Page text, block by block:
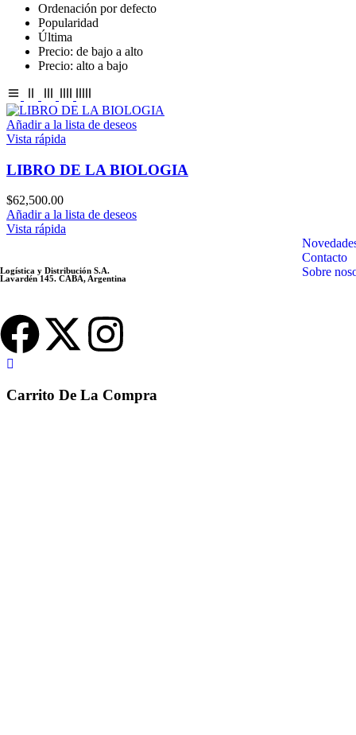
Ordenación por defecto
Popularidad
Última
Precio: de bajo a alto
Precio: alto a bajo
Añadir a la lista de deseos
Vista rápida
LIBRO DE LA BIOLOGIA
$62,500.00
Añadir a la lista de deseos
Vista rápida
Logística y Distribución S.A.
Lavardén 145. CABA, Argentina
Contacto
Sobre
Carrito De La Compra